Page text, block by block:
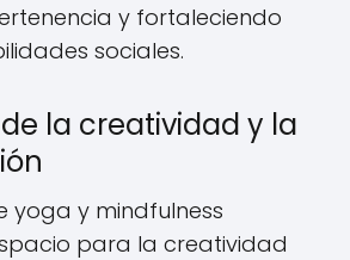
y fortaleciendo
sociales.
la creatividad y la
yoga y mindfulness
para la creatividad